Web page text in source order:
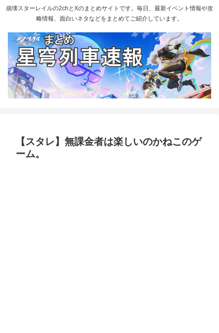
崩壊スターレイルの2chとXのまとめサイトです。毎日、最新イベント情報や攻
略情報、面白いネタなどをまとめてご紹介しています。
【スタレ】無課金者は楽しいのかねこのゲ
ーム。